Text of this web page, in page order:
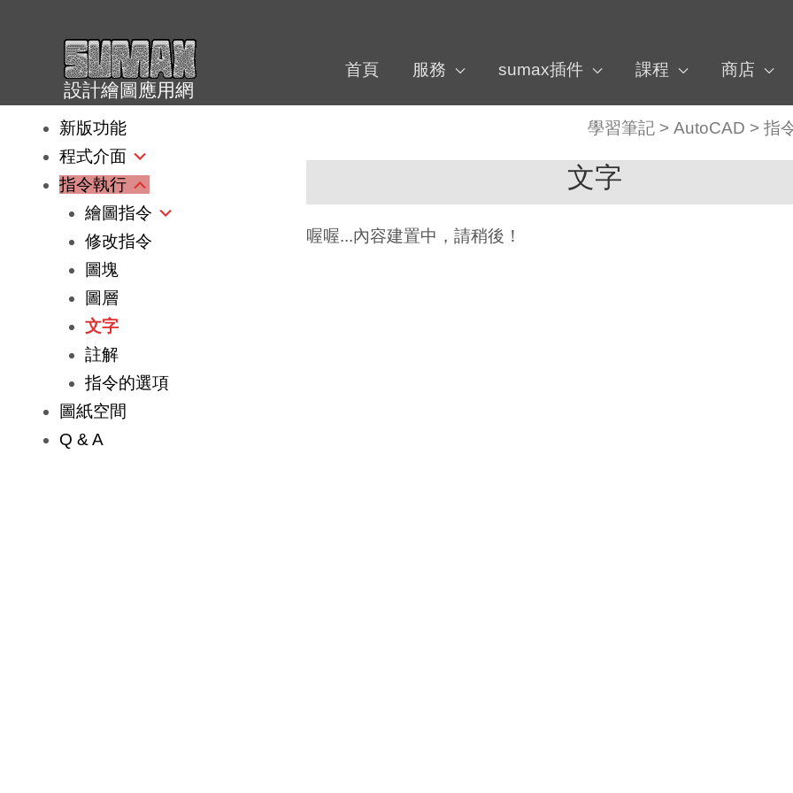
設計繪圖應用網
首頁 服務 sumax插件 課程 商店
新版功能
程式介面
指令執行
繪圖指令
修改指令
圖塊
圖層
文字
註解
指令的選項
圖紙空間
Q & A
學習筆記 > AutoCAD > 指
文字
喔喔...內容建置中，請稍後！